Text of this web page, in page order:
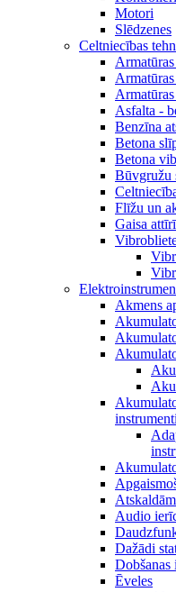
Motori
Slēdzenes
Celtniecības
Asfalta -
Benzīna
Betona
Betona
Būvgružu
Flīžu un
Gaisa
Akmens
Audio
Dažādi
Dobšanas
Ēveles